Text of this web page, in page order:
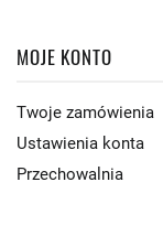
MOJE KONTO
Twoje zamówienia
Ustawienia konta
Przechowalnia